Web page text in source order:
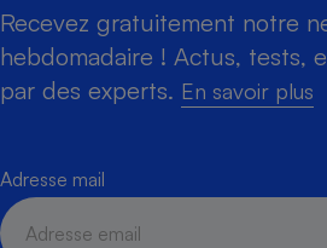
Recevez gratuitement notre
hebdomadaire ! Actus, tests,
par des experts. En savoir plus
Adresse mail